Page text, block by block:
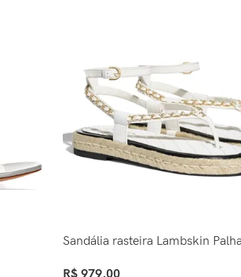
Sandália rasteira Lambskin